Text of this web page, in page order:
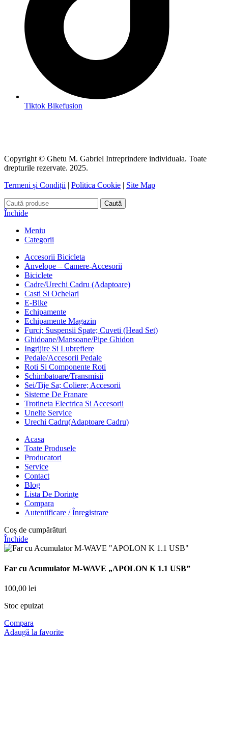
Tiktok Bikefusion
Copyright © Ghetu M. Gabriel Intreprindere individuala. Toate
drepturile rezervate. 2025.
Termeni și Condiții | Politica Cookie | Site Map
Caută
Închide
Meniu
Categorii
Accesorii Bicicleta
Anvelope – Camere-Accesorii
Biciclete
Cadre/Urechi Cadru (Adaptoare)
Casti Si Ochelari
E-Bike
Echipamente
Echipamente Magazin
Furci; Suspensii Spate; Cuveti (Head Set)
Ghidoane/Mansoane/Pipe Ghidon
Ingrijire Si Lubrefiere
Pedale/Accesorii Pedale
Roti Si Componente Roti
Schimbatoare/Transmisii
Sei/Tije Sa; Coliere; Accesorii
Sisteme De Franare
Trotineta Electrica Si Accesorii
Unelte Service
Urechi Cadru(Adaptoare Cadru)
Acasa
Toate Produsele
Producatori
Service
Contact
Blog
Lista De Dorințe
Compara
Autentificare / Înregistrare
Coș de cumpărături
Închide
Far cu Acumulator M-WAVE „APOLON K 1.1 USB”
100,00 lei
Stoc epuizat
Compara
Adaugă la favorite